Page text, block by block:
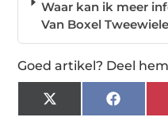
Waar kan ik meer
Van Boxel
Goed artikel? Deel
X
(Twitter)